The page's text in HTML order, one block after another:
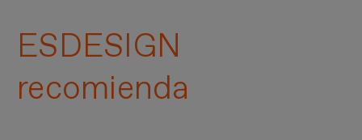
ESDESIGN
recomienda